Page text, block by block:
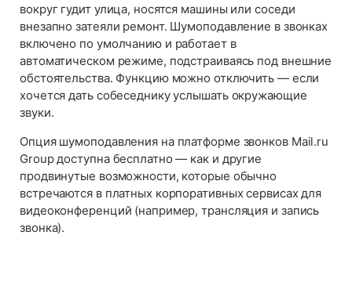
вокруг гудит улица, носятся машины или соседи
внезапно затеяли ремонт. Шумоподавление в звонках
включено по умолчанию и работает в
автоматическом режиме, подстраиваясь под внешние
обстоятельства. Функцию можно отключить — если
хочется дать собеседнику услышать окружающие
звуки.
Опция шумоподавления на платформе звонков Mail.ru
Group доступна бесплатно — как и другие
продвинутые возможности, которые обычно
встречаются в платных корпоративных сервисах для
видеоконференций (например, трансляция и запись
звонка).